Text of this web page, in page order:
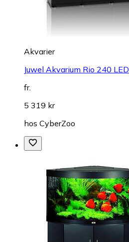
Akvarier
Juwel Akvarium Rio 240 LED
fr.
5 319 kr
hos CyberZoo